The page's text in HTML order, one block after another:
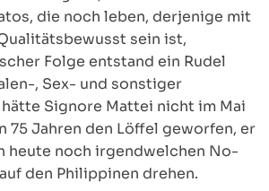
die noch leben, derjenige mit
sein ist,
Folge entstand ein Rudel
, Sex- und sonstiger
Signore Mattei nicht im Mai
75 Jahren den Löffel geworfen, er
heute noch irgendwelchen No-
den Philippinen drehen.